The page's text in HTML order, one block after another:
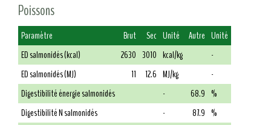
Poissons
Paramètre Brut Sec Unité Autre Unité
ED salmonidés (kcal)
2630 3010 kcal/kg
-
ED salmonidés (MJ)
11 12.6 MJ/kg
-
Digestibilité énergie salmonidés
- 68.9 %
Digestibilité N salmonidés
- 87.9 %